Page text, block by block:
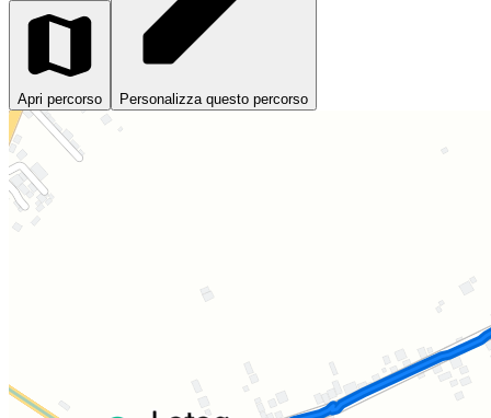
Apri percorso Personalizza questo percorso